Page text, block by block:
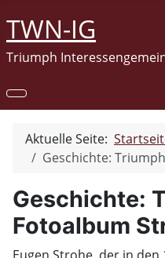
TWN-IG
Triumph
Aktuelle Seite:
Geschichte:
Geschichte:
Fotoalbum